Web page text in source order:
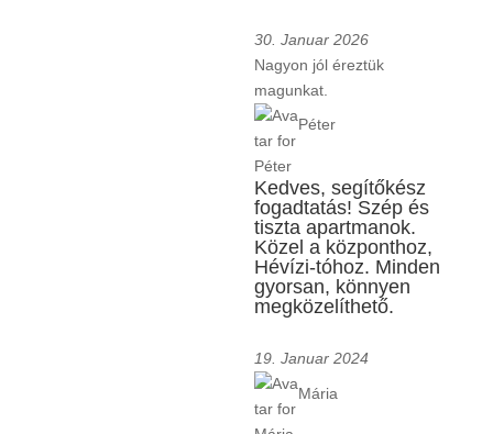
30. Januar 2026
Nagyon jól éreztük
magunkat.
Péter
Kedves, segítőkész
fogadtatás! Szép és
tiszta apartmanok.
Közel a központhoz,
Hévízi-tóhoz. Minden
gyorsan, könnyen
megközelíthető.
19. Januar 2024
Mária